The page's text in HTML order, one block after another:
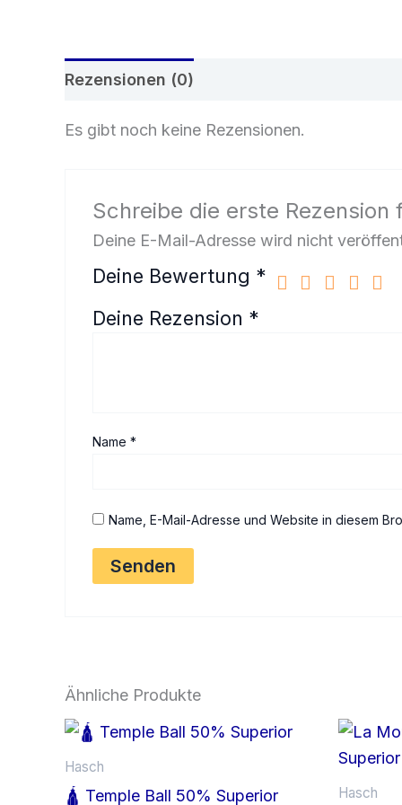
Rezensionen (0)
Es gibt noch keine Rezensionen.
Schreibe die erste Rezension
Deine E-Mail-Adresse wird nicht
Deine Bewertung *
Deine Rezension *
Name*
Name, E-Mail-Adresse und Website in diesem
Ähnliche Produkte
Hasch
🛕 Temple Ball 50% Superior Hasch